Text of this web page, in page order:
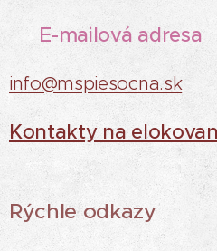
✉ E-mailová
info@mspiesocna.sk
Kontakty na
Rýchle odkazy